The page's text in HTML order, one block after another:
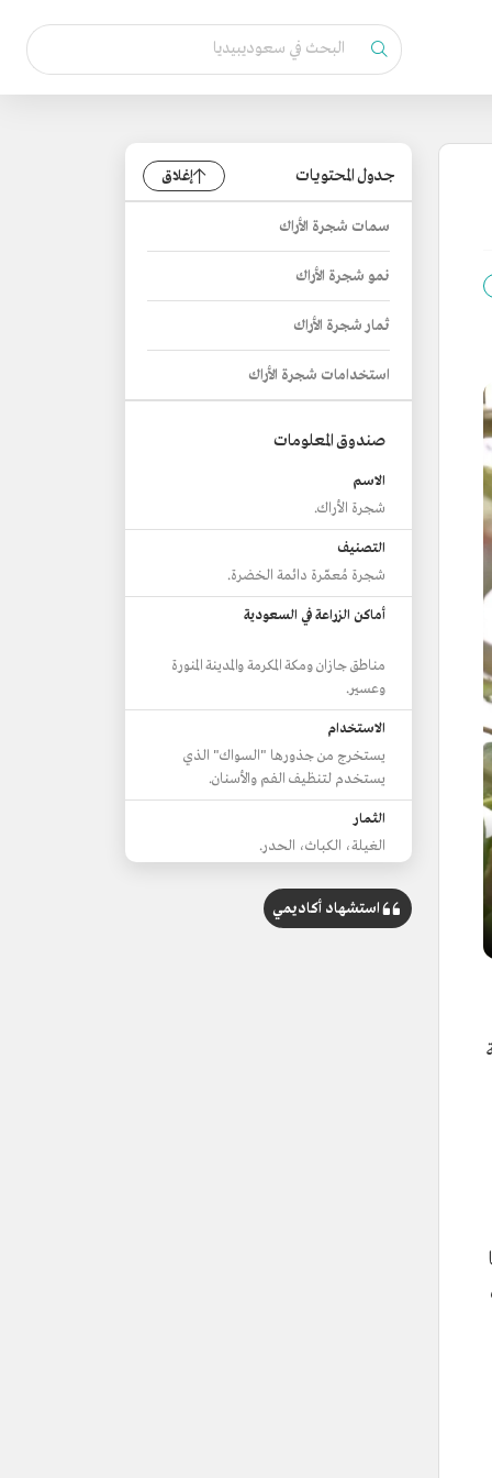
جدول المحتويات إغلاق
سمات شجرة الأراك
نمو شجرة الأراك
ثمار شجرة الأراك
استخدامات شجرة الأراك
صندوق المعلومات
الاسم
شجرة الأراك.
التصنيف
شجرة مُعمّرة دائمة الخضرة.
أماكن الزراعة في السعودية
مناطق جازان ومكة المكرمة والمدينة المنورة
وعسير.
الاستخدام
يستخرج من جذورها "السواك" الذي
يستخدم لتنظيف الفم والأسنان.
الثمار
الغيلة، الكباث، الحدر.
الأوراق
دائمة الخضرة بين الفاتحة والقاتمة.
استشهاد أكاديمي